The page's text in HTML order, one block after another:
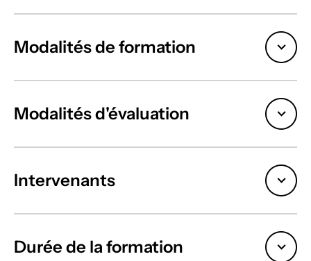
Modalités de formation
Modalités d'évaluation
Intervenants
Durée de la formation